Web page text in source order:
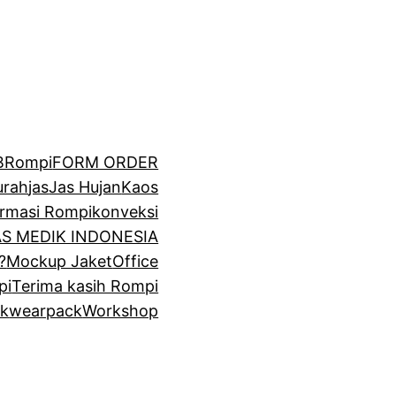
FORM ORDER
jasJas HujanKaos
Rompikonveksi
MEDIK INDONESIA
Mockup JaketOffice
Terima kasih Rompi
wearpackWorkshop